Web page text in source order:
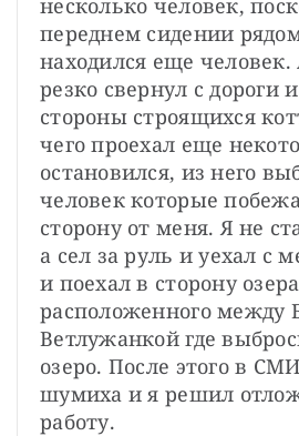
переднем сидении
находился еще
резко свернул с дороги
стороны строящихся
чего проехал еще
остановился, из него
человек которые
сторону от меня. Я не
а сел за руль и уехал с
и поехал в сторону озера
расположенного между
Ветлужанкой где
озеро. После этого в
шумиха и я решил
работу.